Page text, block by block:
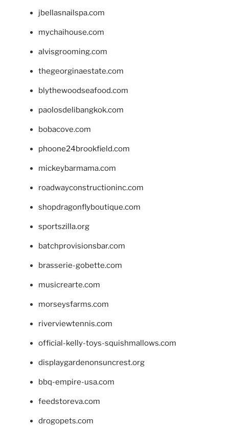
jbellasnailspa.com
mychaihouse.com
alvisgrooming.com
thegeorginaestate.com
blythewoodseafood.com
paolosdelibangkok.com
bobacove.com
phoone24brookfield.com
mickeybarmama.com
roadwayconstructioninc.com
shopdragonflyboutique.com
sportszilla.org
batchprovisionsbar.com
brasserie-gobette.com
musicrearte.com
morseysfarms.com
riverviewtennis.com
official-kelly-toys-squishmallows.com
displaygardenonsuncrest.org
bbq-empire-usa.com
feedstoreva.com
drogopets.com